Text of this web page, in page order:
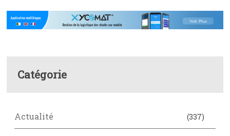
Catégorie
Actualité (337)